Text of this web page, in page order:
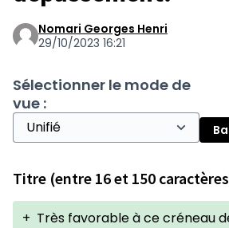
Nomari Georges Henri
29/10/2023 16:21
Sélectionner le mode de
vue :
Titre (entre 16 et 150
+ Très favorable à ce créneau